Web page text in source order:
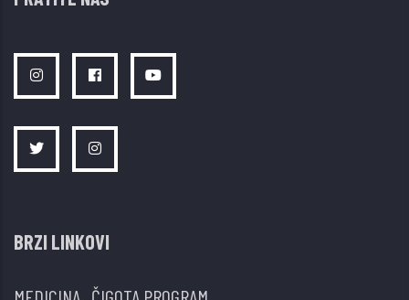
BRZI LINKOVI